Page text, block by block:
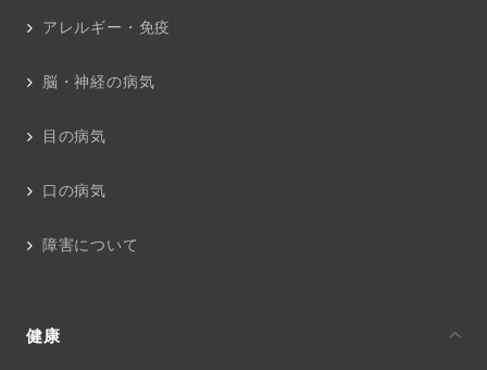
アレルギー・免疫
脳・神経の病気
目の病気
口の病気
障害について
健康